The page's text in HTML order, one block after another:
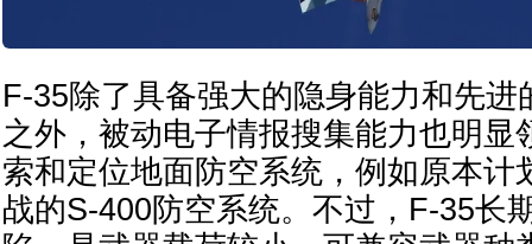
F-35除了具备强大的隐身能力和先进
之外，被动电子情报搜集能力也明显
索和定位地面防空系统，例如原本计
战的S-400防空系统。不过，F-35长